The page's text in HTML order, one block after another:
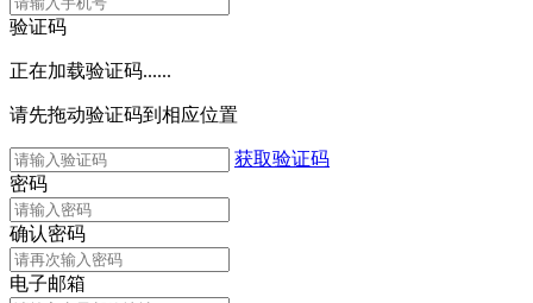
验证码
正在加载验证码......
请先拖动验证码到相应位置
获取验证码
密码
确认密码
电子邮箱